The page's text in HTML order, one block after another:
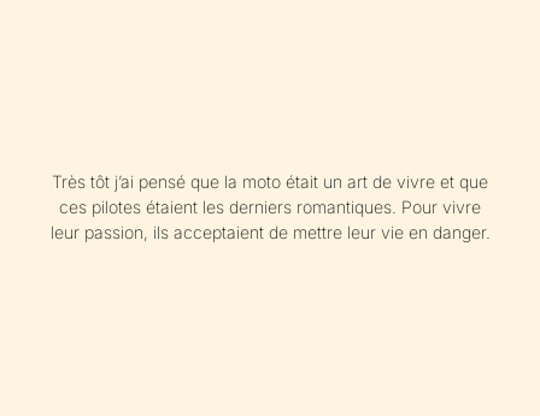
Très tôt j’ai pensé que la moto était un art de vivre et que
ces pilotes étaient les derniers romantiques. Pour vivre
leur passion, ils acceptaient de mettre leur vie en danger.